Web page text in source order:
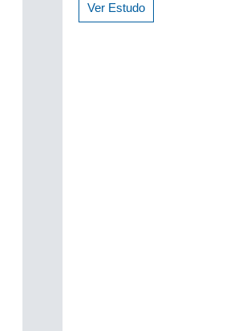
Ver Estudo